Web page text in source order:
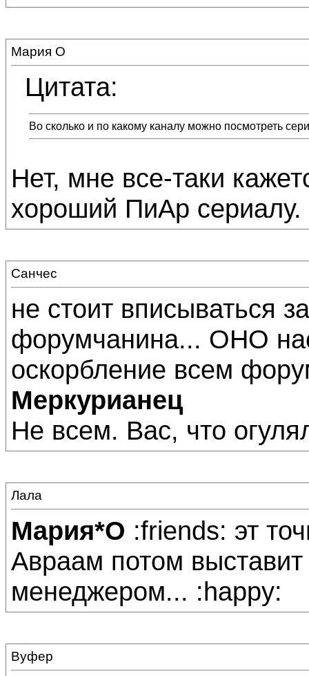
Мария О
Цитата:
Во сколько и по какому каналу можно посмотреть
Нет, мне все-таки
хороший ПиАр
Санчес
не стоит вписываться
форумчанина... ОНО
оскорбление всем
Меркурианец
Не всем. Вас, что
Лала
Мария*О :friends: эт
Авраам потом
менеджером... :happy:
Вуфер